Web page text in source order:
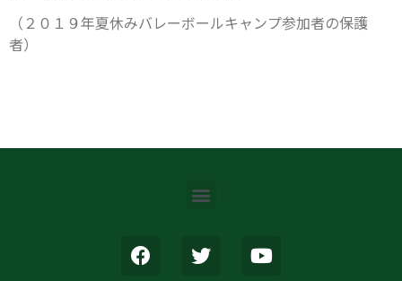
（２０１９年夏休みバレーボールキャンプ参加者の保護
者）